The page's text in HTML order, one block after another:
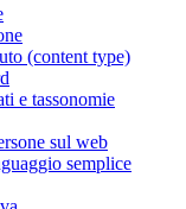
(content type)
e tassonomie
sul web
semplice